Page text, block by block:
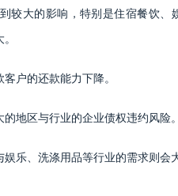
较大的影响，特别是住宿餐饮
户的还款能力下降。
地区与行业的企业债权违约风险。
乐、洗涤用品等行业的需求则会